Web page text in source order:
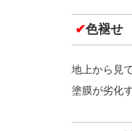
✔色褪せ
地上から見
塗膜が劣化